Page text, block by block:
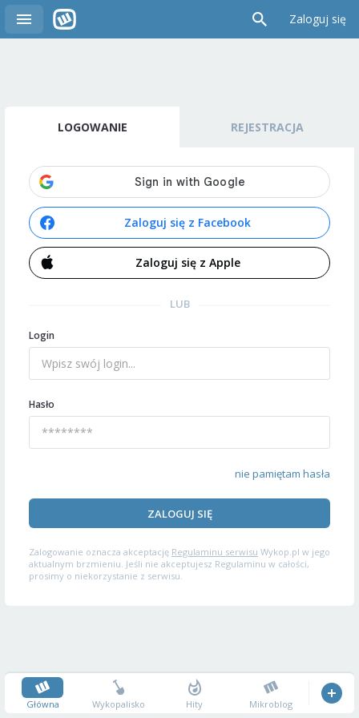
Zaloguj się
LOGOWANIE REJESTRACJA
Zaloguj się z Facebook
Zaloguj się z Apple
LUB
Login
Hasło
nie pamiętam hasła
ZALOGUJ SIĘ
Zalogowanie oznacza akceptację Regulaminu serwisu Wykop.pl w jego
aktualnym brzmieniu. Jeśli nie akceptujesz Regulaminu w całości,
prosimy o niekorzystanie z serwisu.
Główna Wykopalisko Hity Mikroblog